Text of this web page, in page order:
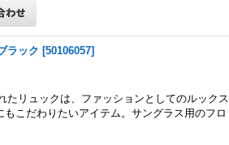
ラック [50106057]
たリュックは、ファッションとしてのルックス
こだわりたいアイテム。サングラス用のフロ